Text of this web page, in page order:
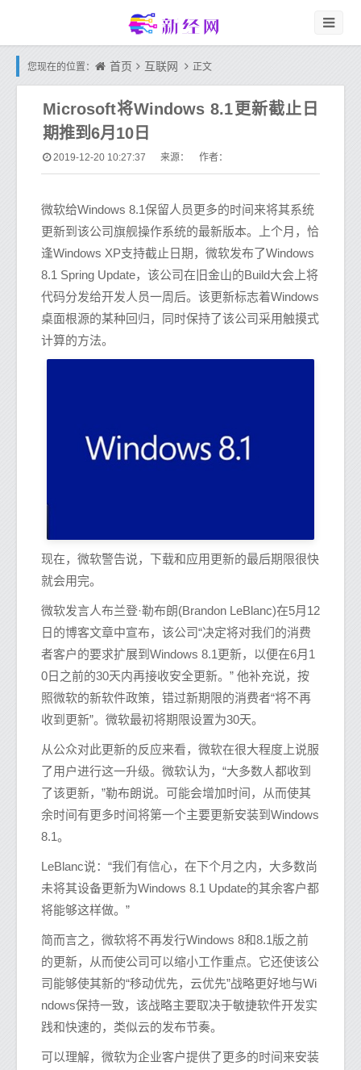
您现在的位置： 首页 互联网 正文
Microsoft将Windows 8.1更新截止日
期推到6月10日
2019-12-20 10:27:37 来源： 作者：
微软给Windows 8.1保留人员更多的时间来将其系统
更新到该公司旗舰操作系统的最新版本。上个月，恰
逢Windows XP支持截止日期，微软发布了Windows
8.1 Spring Update，该公司在旧金山的Build大会上将
代码分发给开发人员一周后。该更新标志着Windows
桌面根源的某种回归，同时保持了该公司采用触摸式
计算的方法。
现在，微软警告说，下载和应用更新的最后期限很快
就会用完。
微软发言人布兰登·勒布朗(Brandon LeBlanc)在5月12
日的博客文章中宣布，该公司“决定将对我们的消费
者客户的要求扩展到Windows 8.1更新，以便在6月1
0日之前的30天内再接收安全更新。” 他补充说，按
照微软的新软件政策，错过新期限的消费者“将不再
收到更新”。微软最初将期限设置为30天。
从公众对此更新的反应来看，微软在很大程度上说服
了用户进行这一升级。微软认为，“大多数人都收到
了该更新，”勒布朗说。可能会增加时间，从而使其
余时间有更多时间将第一个主要更新安装到Windows
8.1。
LeBlanc说：“我们有信心，在下个月之内，大多数尚
未将其设备更新为Windows 8.1 Update的其余客户都
将能够这样做。”
简而言之，微软将不再发行Windows 8和8.1版之前
的更新，从而使公司可以缩小工作重点。它还使该公
司能够使其新的“移动优先，云优先”战略更好地与Wi
ndows保持一致，该战略主要取决于敏捷软件开发实
践和快速的，类似云的发布节奏。
可以理解，微软为企业客户提供了更多的时间来安装